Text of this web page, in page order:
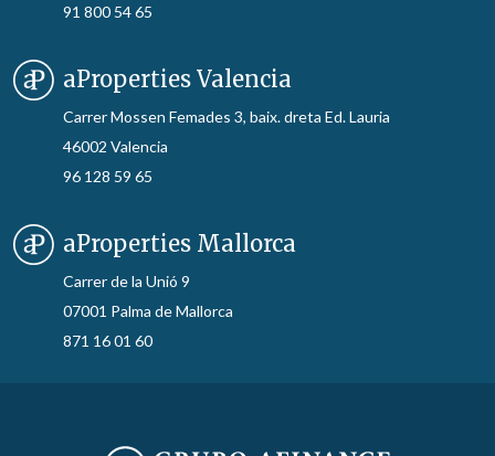
91 800 54 65
aProperties Valencia
Carrer Mossen Femades 3, baix. dreta Ed. Lauria
46002 Valencia
96 128 59 65
aProperties Mallorca
Carrer de la Unió 9
07001 Palma de Mallorca
871 16 01 60